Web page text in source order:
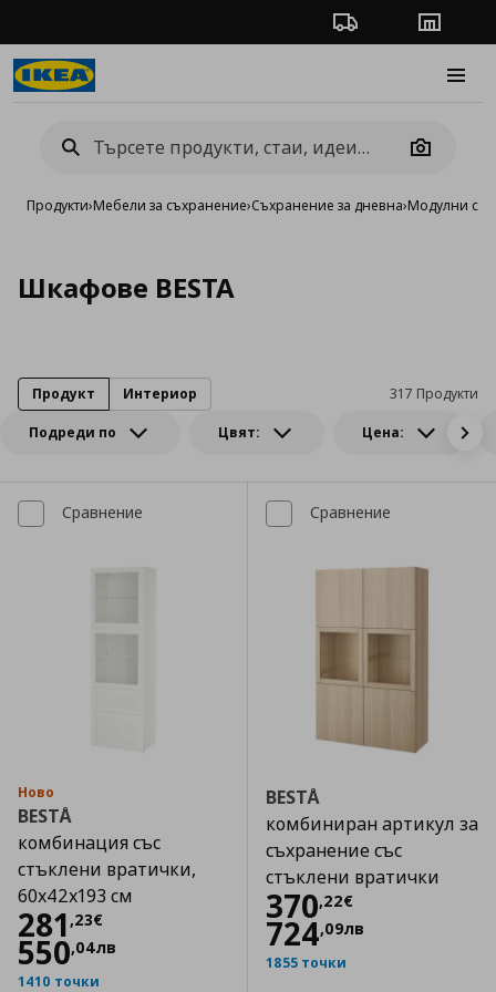
Проследяване на
Camera
Продукти›Мебели за съхранение›Съхранение за дневна›Модулни
Шкафове BESTA
Подреди по Цвят: Цена:
317 Продукти
Продукт Интериор
Сравнение
Ново
BESTÅ
комбинация със
стъклени вратички,
60x42x193 см
281 ,23€
Цена
550,04лв
1410 точки
Сравнение
BESTÅ
комбиниран артикул за
съхранение със
стъклени вратички
370,22€
Цена
724,09лв
1855 точки